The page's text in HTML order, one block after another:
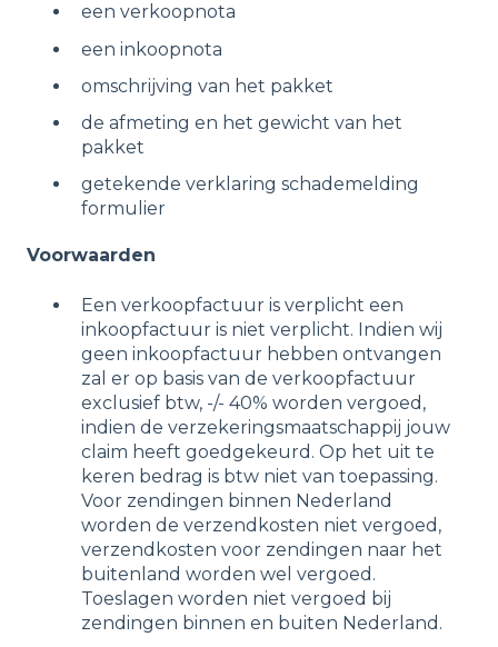
een verkoopnota
een inkoopnota
omschrijving van het pakket
de afmeting en het gewicht van het
pakket
getekende verklaring schademelding
formulier
Voorwaarden
Een verkoopfactuur is verplicht een
inkoopfactuur is niet verplicht. Indien wij
geen inkoopfactuur hebben ontvangen
zal er op basis van de verkoopfactuur
exclusief btw, -/- 40% worden vergoed,
indien de verzekeringsmaatschappij jouw
claim heeft goedgekeurd. Op het uit te
keren bedrag is btw niet van toepassing.
Voor zendingen binnen Nederland
worden de verzendkosten niet vergoed,
verzendkosten voor zendingen naar het
buitenland worden wel vergoed.
Toeslagen worden niet vergoed bij
zendingen binnen en buiten Nederland.